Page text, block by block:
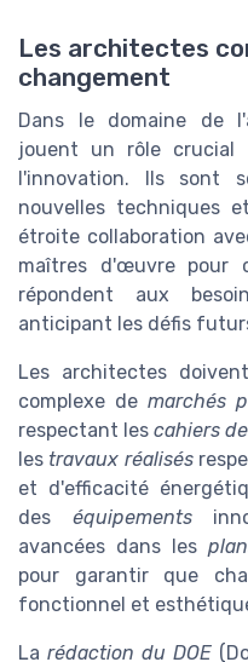
Les architectes
changement
Dans le domaine de
jouent un rôle
l'innovation. Ils sont
nouvelles techniques
étroite collaboration
maîtres d'œuvre pour
répondent aux
anticipant les défis
Les architectes
complexe demarchés
respectant lescahiers
les travaux réalisés
et d'efficacité
des équipements
avancées dans les
pour garantir que
fonctionnel et
La rédaction du DOE